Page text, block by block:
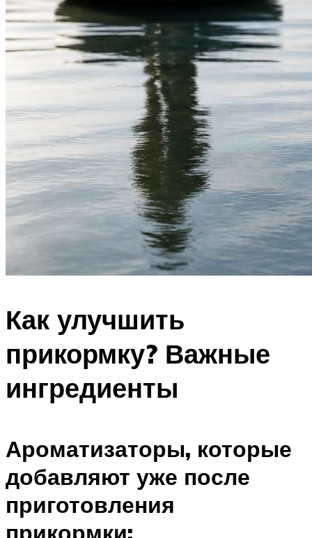
Как улучшить
прикормку? Важные
ингредиенты
Ароматизаторы, которые
добавляют уже после
приготовления
прикормки: